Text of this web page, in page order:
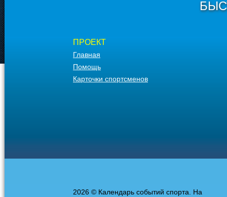
ПРОЕКТ
Главная
Помощь
Карточки спортсменов
2026 © Календарь событий спорта. На